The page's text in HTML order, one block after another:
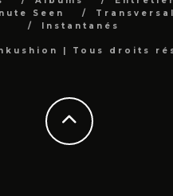
Seen
Instantanés
| Tous droits